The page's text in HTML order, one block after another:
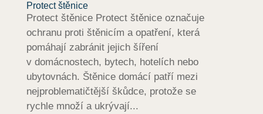
Protect štěnice
Protect štěnice Protect štěnice označuje
ochranu proti štěnicím a opatření, která
pomáhají zabránit jejich šíření
v domácnostech, bytech, hotelích nebo
ubytovnách. Štěnice domácí patří mezi
nejproblematičtější škůdce, protože se
rychle množí a ukrývají...